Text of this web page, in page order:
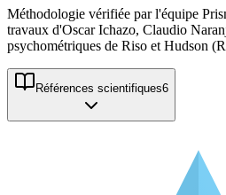
Méthodologie vérifiée par l'équipe
travaux d'Oscar Ichazo, Claudio
psychométriques de Riso et Hudson
Références scientifiques6